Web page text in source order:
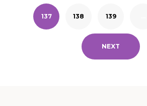
137 138 139
NEXT